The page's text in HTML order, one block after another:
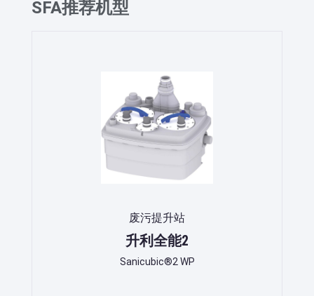
SFA推荐机型
废污提升站
升利全能2
Sanicubic®2 WP